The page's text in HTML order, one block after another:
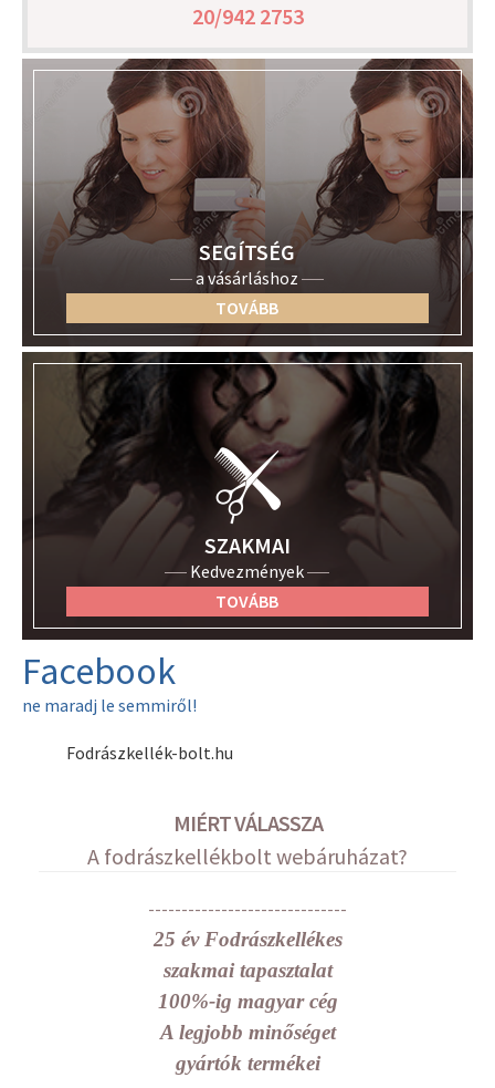
20/942 2753
SEGÍTSÉG
a vásárláshoz
TOVÁBB
SZAKMAI
Kedvezmények
TOVÁBB
Facebook
ne maradj le semmiről!
Fodrászkellék-bolt.hu
MIÉRT VÁLASSZA
A fodrászkellékbolt webáruházat?
------------------------------
25 év Fodrászkellékes
szakmai tapasztalat
100%-ig magyar cég
A legjobb minőséget
gyártók termékei